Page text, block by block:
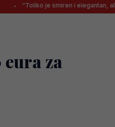
je smiren i elegantan, ali
za